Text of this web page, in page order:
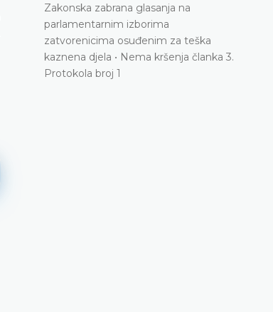
Zakonska zabrana glasanja na
parlamentarnim izborima
zatvorenicima osuđenim za teška
kaznena djela • Nema kršenja članka 3.
Protokola broj 1